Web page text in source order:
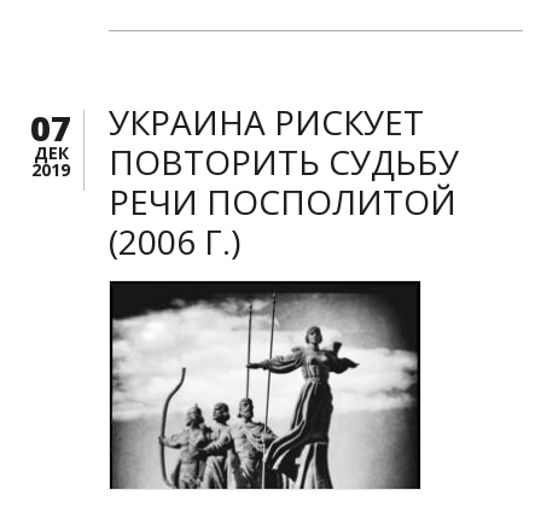
07
ДЕК
2019
УКРАИНА РИСКУЕТ
ПОВТОРИТЬ СУДЬБУ
РЕЧИ ПОСПОЛИТОЙ
(2006 Г.)